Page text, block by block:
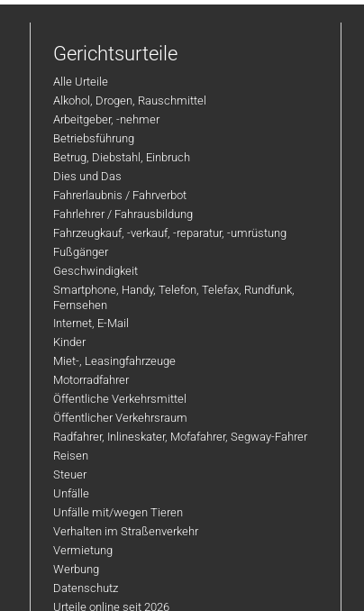
Gerichtsurteile
Alle Urteile
Alkohol, Drogen, Rauschmittel
Arbeitgeber, -nehmer
Betriebsführung
Betrug, Diebstahl, Einbruch
Dies und Das
Fahrerlaubnis / Fahrverbot
Fahrlehrer / Fahrausbildung
Fahrzeugkauf, -verkauf, -reparatur, -umrüstung
Fußgänger
Geschwindigkeit
Smartphone, Handy, Telefon, Telefax, Rundfunk,
Fernsehen
Internet, E-Mail
Kinder
Miet-, Leasingfahrzeuge
Motorradfahrer
Öffentliche Verkehrsmittel
Öffentlicher Verkehrsraum
Radfahrer, Inlineskater, Mofafahrer, Segway-Fahrer
Reisen
Steuer
Unfälle
Unfälle mit/wegen Tieren
Verhalten im Straßenverkehr
Vermietung
Werbung
Datenschutz
Urteile online seit 2026